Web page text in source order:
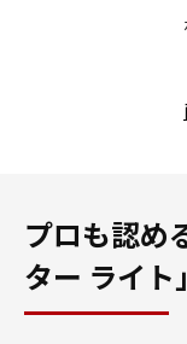
プロも認め
ター ライ